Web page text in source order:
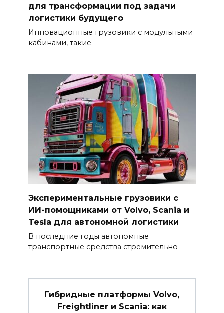
для трансформации под задачи
логистики будущего
Инновационные грузовики с модульными
кабинами, такие
Экспериментальные грузовики с
ИИ-помощниками от Volvo, Scania и
Tesla для автономной логистики
В последние годы автономные
транспортные средства стремительно
Гибридные платформы Volvo,
Freightliner и Scania: как